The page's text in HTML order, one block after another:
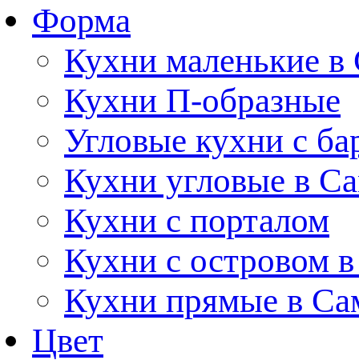
Форма
Кухни маленькие в
Кухни П-образные
Угловые кухни с
Кухни угловые в
Кухни с порталом
Кухни с островом
Кухни прямые в
Цвет